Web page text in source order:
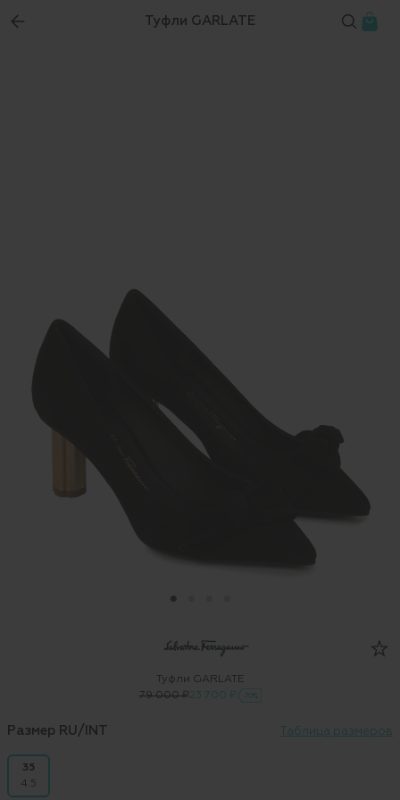
Туфли GARLATE
Туфли GARLATE
79 000 ₽23 700 ₽ -70%
Размер RU/INT Таблица размеров
35
4.5